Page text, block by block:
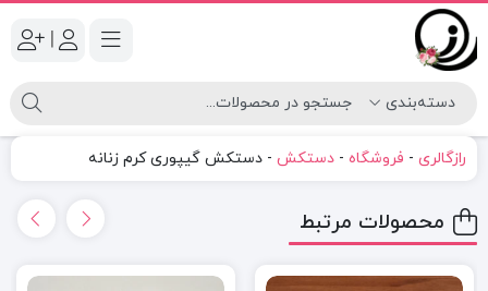
|
رازگالری - فروشگاه - دستکش - دستکش گیپوری کرم زنانه
محصولات مرتبط